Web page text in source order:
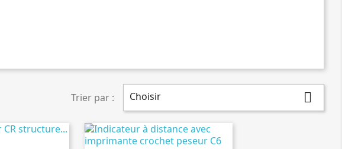
Trier par : Choisir 